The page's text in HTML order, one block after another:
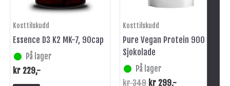
Kosttilskudd
Essence D3 K2 MK-7, 90cap
På lager
kr 229,-
Kosttilskudd
Pure Vegan Protein 900 g
Sjokolade
På lager
kr349 kr 299,-